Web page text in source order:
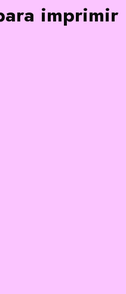
imprimir